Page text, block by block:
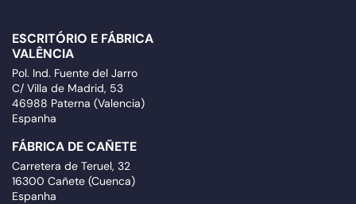
ESCRITÓRIO E FÁBRICA
VALÊNCIA
Pol. Ind. Fuente del Jarro
C/ Villa de Madrid, 53
46988 Paterna (Valencia)
Espanha
FÁBRICA DE CAÑETE
Carretera de Teruel, 32
16300 Cañete (Cuenca)
Espanha